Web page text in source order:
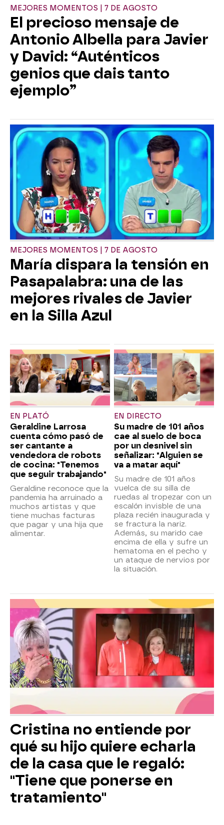
MEJORES MOMENTOS | 7 DE AGOSTO
El precioso mensaje de
Antonio Albella para Javier
y David: “Auténticos
genios que dais tanto
ejemplo”
MEJORES MOMENTOS | 7 DE AGOSTO
María dispara la tensión en
Pasapalabra: una de las
mejores rivales de Javier
en la Silla Azul
EN PLATÓ
Geraldine Larrosa
cuenta cómo pasó de
ser cantante a
vendedora de robots
de cocina: "Tenemos
que seguir trabajando"
Geraldine reconoce que la
pandemia ha arruinado a
muchos artistas y que
tiene muchas facturas
que pagar y una hija que
alimentar.
EN DIRECTO
Su madre de 101 años
cae al suelo de boca
por un desnivel sin
señalizar: "Alguien se
va a matar aquí"
Su madre de 101 años
vuelca de su silla de
ruedas al tropezar con un
escalón invisble de una
plaza recién inaugurada y
se fractura la nariz.
Además, su marido cae
encima de ella y sufre un
hematoma en el pecho y
un ataque de nervios por
la situación.
Cristina no entiende por
qué su hijo quiere echarla
de la casa que le regaló:
"Tiene que ponerse en
tratamiento"